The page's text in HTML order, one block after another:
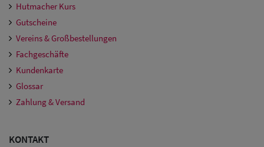
Großgrößen
Hutmacher Kurs
Gutscheine
Vereins & Großbestellungen
Fachgeschäfte
Kundenkarte
Glossar
Zahlung & Versand
KONTAKT